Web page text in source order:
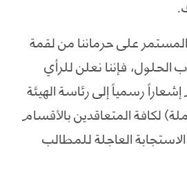
المستمر على حرماننا من لقمة
الحلول، فإننا نعلن للرأي
إشعاراً رسمياً إلى رئاسة الهيئة
لكافة المتعاقدين بالأقسام
العاجلة للمطالب